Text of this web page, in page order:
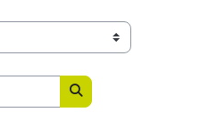
Kurse suchen